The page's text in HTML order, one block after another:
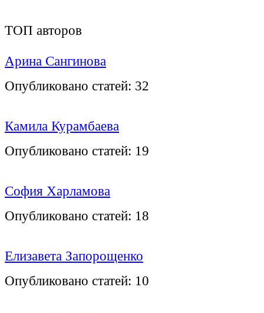
ТОП авторов
Арина Сангинова
Опубликовано статей: 32
Камила Курамбаева
Опубликовано статей: 19
София Харламова
Опубликовано статей: 18
Елизавета Запорощенко
Опубликовано статей: 10